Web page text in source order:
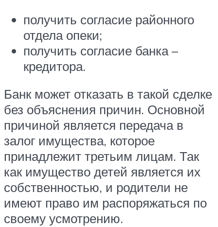
получить согласие районного
отдела опеки;
получить согласие банка –
кредитора.
Банк может отказать в такой сделке
без объяснения причин. Основной
причиной является передача в
залог имущества, которое
принадлежит третьим лицам. Так
как имущество детей является их
собственностью, и родители не
имеют право им распоряжаться по
своему усмотрению.